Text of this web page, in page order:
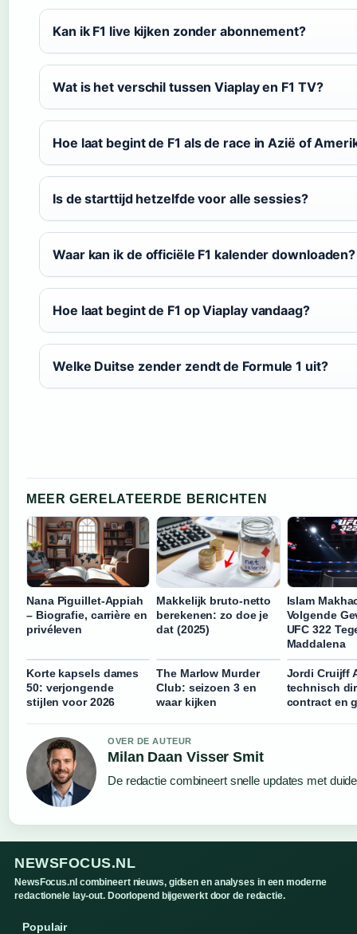
Kan ik F1 live kijken zonder abonnement?
Wat is het verschil tussen Viaplay en F1 TV?
Hoe laat begint de F1 als de race in Azië of
Is de starttijd hetzelfde voor alle sessies?
Waar kan ik de officiële F1 kalender downloaden?
Hoe laat begint de F1 op Viaplay vandaag?
Welke Duitse zender zendt de Formule 1 uit?
MEER GERELATEERDE BERICHTEN
Nana Piguillet-Appiah
– Biografie, carrière en
privéleven
Makkelijk bruto-netto
berekenen: zo doe je
dat (2025)
Islam
Volgende
UFC 322
Maddalena
Korte kapsels dames
50: verjongende
stijlen voor 2026
The Marlow Murder
Club: seizoen 3 en
waar kijken
Jordi Cruijff
technisch
contract en
OVER DE AUTEUR
Milan Daan Visser Smit
De redactie combineert snelle updates met
NEWSFOCUS.NL
NewsFocus.nl combineert nieuws, gidsen en analyses in een moderne
redactionele lay-out. Doorlopend bijgewerkt door de redactie.
Populair